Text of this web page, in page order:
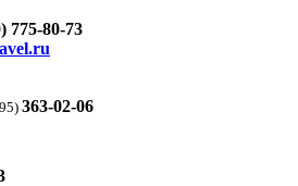
775-80-73
363-02-06